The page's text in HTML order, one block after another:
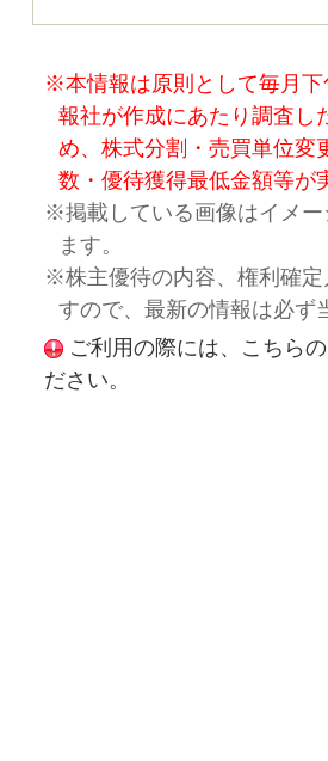
※本情報は原則として毎月
報社が作成にあたり調査し
め、株式分割・売買単位変
数・優待獲得最低金額等が
※掲載している画像はイメ
ます。
※株主優待の内容、権利確
すので、最新の情報は必ず
ご利用の際には、こちら
ださい。